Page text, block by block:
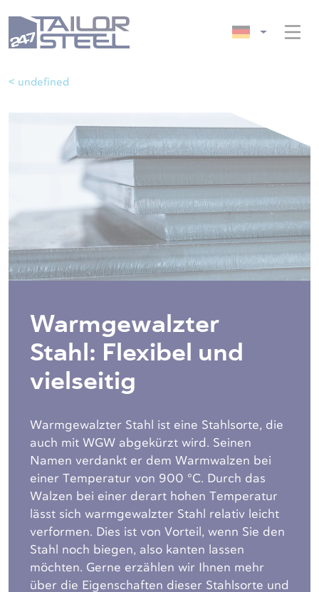
< undefined
Warmgewalzter
Stahl: Flexibel und
vielseitig
Warmgewalzter Stahl ist eine Stahlsorte, die
auch mit WGW abgekürzt wird. Seinen
Namen verdankt er dem Warmwalzen bei
einer Temperatur von 900 °C. Durch das
Walzen bei einer derart hohen Temperatur
lässt sich warmgewalzter Stahl relativ leicht
verformen. Dies ist von Vorteil, wenn Sie den
Stahl noch biegen, also kanten lassen
möchten. Gerne erzählen wir Ihnen mehr
über die Eigenschaften dieser Stahlsorte und